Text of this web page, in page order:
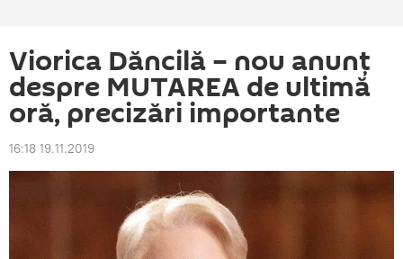
Viorica Dăncilă – nou anunț
despre MUTAREA de ultimă
oră, precizări importante
16:18 19.11.2019